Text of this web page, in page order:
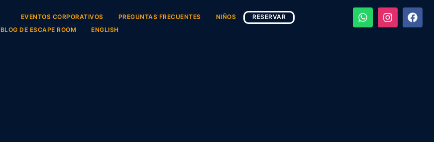
EVENTOS CORPORATIVOS PREGUNTAS FRECUENTES NIÑOS
RESERVAR
BLOG DE ESCAPE ROOM
ENGLISH